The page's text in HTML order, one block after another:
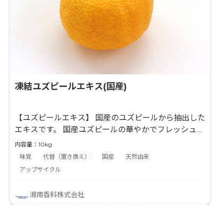
凍結ユズピールエキス(国産)
【ユズピールエキス】 国産のユズピールから抽出した
エキスです。 国産ユズピールの華やかでフレッシュな
風味が特徴です。 【抽出技術】 凍結したフルーツ原
料を凍結状態のまま細かく粉砕し、無酸素・非加熱の
条件下による当社独自技術でエキスを抽出します。 当
スになります。
内容量：10kg
味覚
代替（置き換え） 国産
天然由来
アップサイクル
湘南香料株式会社